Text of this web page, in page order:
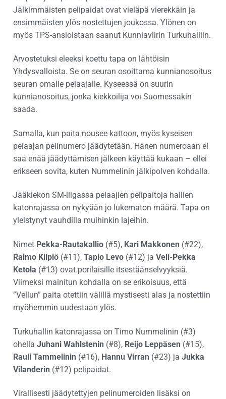
Jälkimmäisten pelipaidat ovat vieläpä vierekkäin ja
ensimmäisten ylös nostettujen joukossa. Ylönen on
myös TPS-ansioistaan saanut Kunniaviirin Turkuhalliin.
Arvostetuksi eleeksi koettu tapa on lähtöisin
Yhdysvalloista. Se on seuran osoittama kunnianosoitus
seuran omalle pelaajalle. Kyseessä on suurin
kunnianosoitus, jonka kiekkoilija voi Suomessakin
saada.
Samalla, kun paita nousee kattoon, myös kyseisen
pelaajan pelinumero jäädytetään. Hänen numeroaan ei
saa enää jäädyttämisen jälkeen käyttää kukaan – ellei
erikseen sovita, kuten Nummelinin jälkipolven kohdalla.
Jääkiekon SM-liigassa pelaajien pelipaitoja hallien
katonrajassa on nykyään jo lukematon määrä. Tapa on
yleistynyt vauhdilla muihinkin lajeihin.
Nimet Pekka-Rautakallio (#5), Kari Makkonen (#22),
Raimo Kilpiö (#11), Tapio Levo (#12) ja Veli-Pekka
Ketola (#13) ovat porilaisille itsestäänselvyyksiä.
Viimeksi mainitun kohdalla on se erikoisuus, että
”Vellun” paita otettiin välillä mystisesti alas ja nostettiin
myöhemmin uudestaan ylös.
Turkuhallin katonrajassa on Timo Nummelinin (#3)
ohella Juhani Wahlstenin (#8), Reijo Leppäsen (#15),
Rauli Tammelinin (#16), Hannu Virran (#23) ja Jukka
Vilanderin (#12) pelipaidat.
Virallisesti jäädytettyjen pelinumeroiden lisäksi on